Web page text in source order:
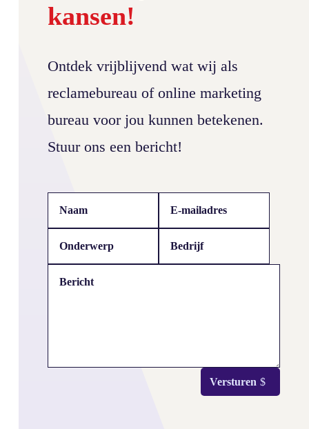
kansen!
Ontdek vrijblijvend wat wij als
reclamebureau of online marketing
bureau voor jou kunnen betekenen.
Stuur ons een bericht!
Versturen